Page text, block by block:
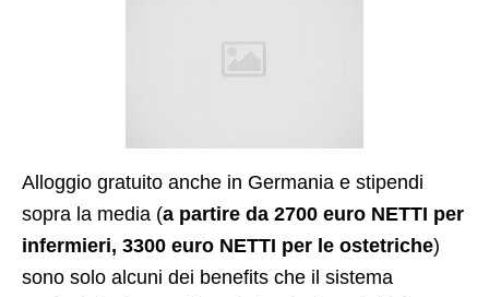
Alloggio gratuito anche in Germania e stipendi
sopra la media (a partire da 2700 euro NETTI per
infermieri, 3300 euro NETTI per le ostetriche)
sono solo alcuni dei benefits che il sistema